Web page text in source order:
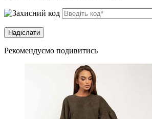
Рекомендуємо подивитись